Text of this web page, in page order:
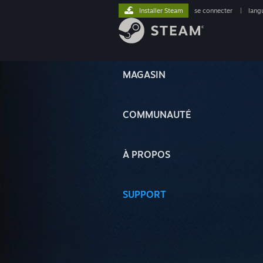
MAGASIN
COMMUNAUTÉ
À PROPOS
SUPPORT
Installer Steam se connecter